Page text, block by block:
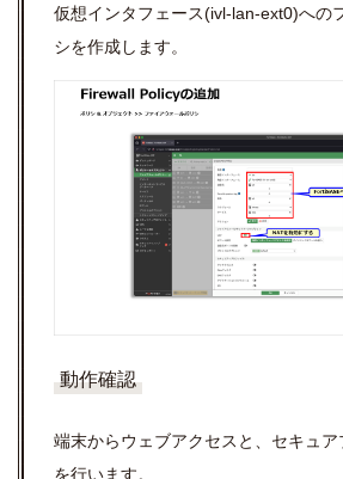
仮想インタフェース(ivl-lan-ext0)への
シを作成します。
動作確認
端末からウェブアクセスと、セキュ
を行います。